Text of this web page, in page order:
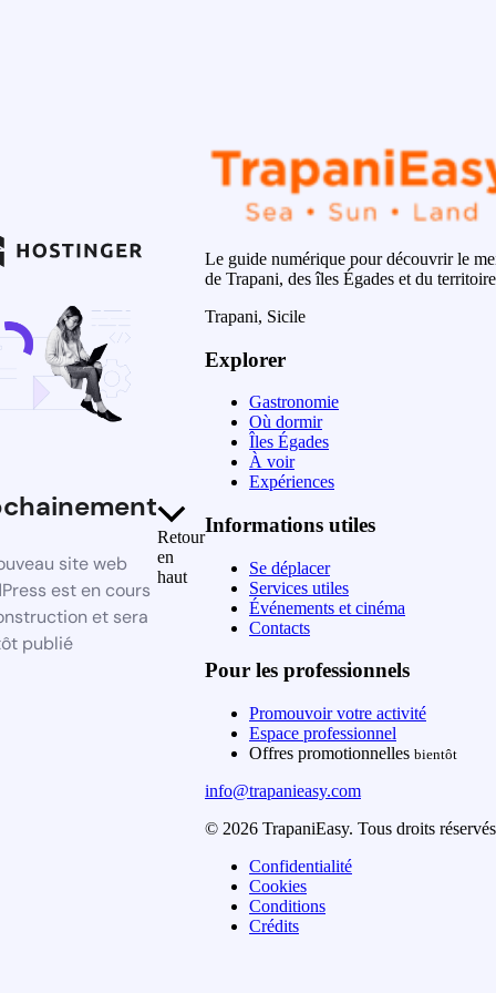
site web
est en cours
et sera
publié
Retour
en
haut
Le guide numérique pour découvrir le
de Trapani, des îles Égades et du
Trapani, Sicile
Explorer
Gastronomie
Où dormir
Îles Égades
À voir
Expériences
Informations utiles
Se déplacer
Services utiles
Événements et cinéma
Contacts
Pour les professionnels
Promouvoir votre activité
Espace professionnel
Offres promotionnelles bientôt
info@trapanieasy.com
© 2026 TrapaniEasy. Tous droits
Confidentialité
Cookies
Conditions
Crédits